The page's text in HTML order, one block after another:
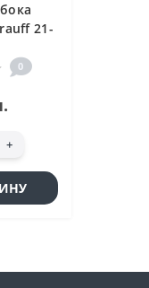
21-
0
+